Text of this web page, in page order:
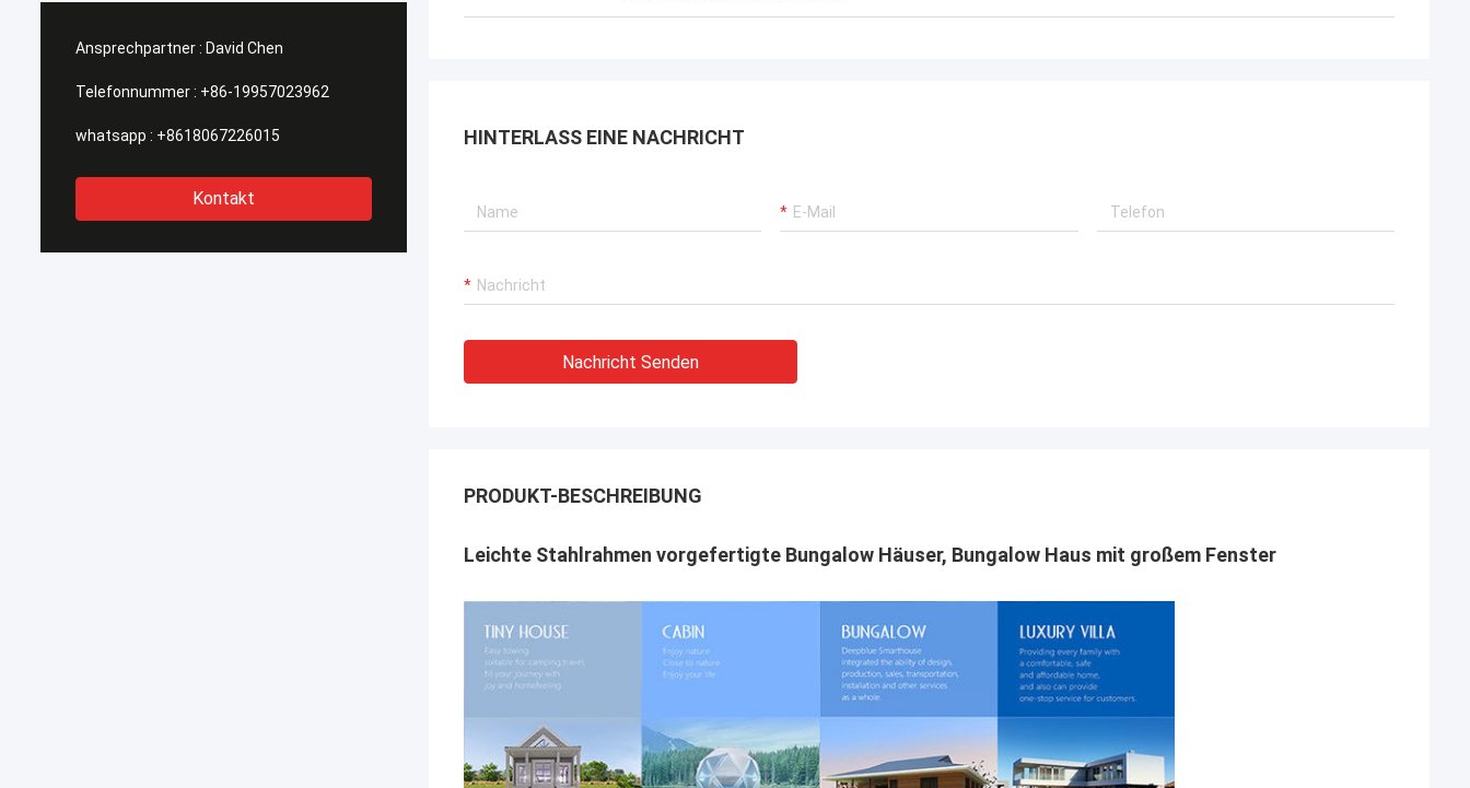
Ansprechpartner : David Chen
Telefonnummer : +86-19957023962
whatsapp : +8618067226015
Kontakt
HINTERLASS EINE NACHRICHT
Nachricht Senden
PRODUKT-BESCHREIBUNG
Leichte Stahlrahmen vorgefertigte Bungalow Häuser, Bungalow Haus mit großem Fenster